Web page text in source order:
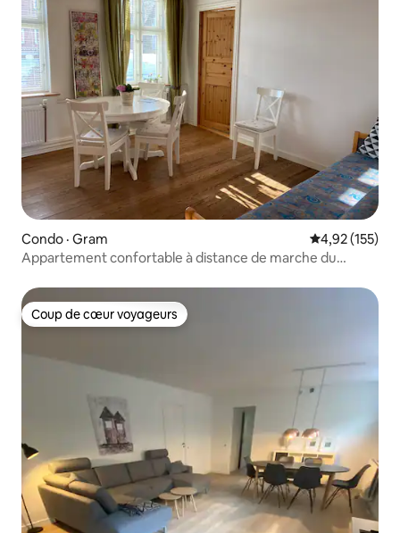
Condo · Gram Note
4,92 (155)
Appartement confortable à distance de marche du
Coup de cœur voyageurs
Coup de cœur voyageurs